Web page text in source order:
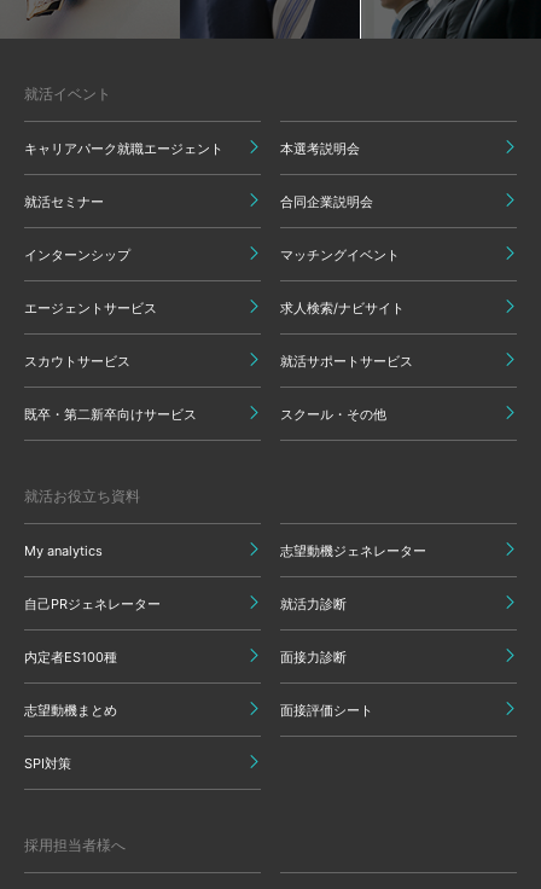
就活イベント
キャリアパーク就職エージェント 本選考説明会
就活セミナー 合同企業説明会
インターンシップ マッチングイベント
エージェントサービス 求人検索/ナビサイト
スカウトサービス 就活サポートサービス
既卒・第二新卒向けサービス スクール・その他
就活お役立ち資料
My analytics 志望動機ジェネレーター
自己PRジェネレーター 就活力診断
内定者ES100種 面接力診断
志望動機まとめ 面接評価シート
SPI対策
採用担当者様へ